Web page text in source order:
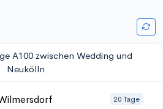
A100 zwischen Wedding und
Neukölln
20 Tage